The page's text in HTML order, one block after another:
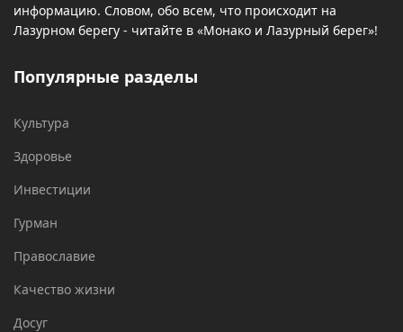
информацию. Словом, обо всем, что происходит на
Лазурном берегу - читайте в «Монако и Лазурный берег»!
Популярные разделы
Культура
Здоровье
Инвестиции
Гурман
Православие
Качество жизни
Досуг